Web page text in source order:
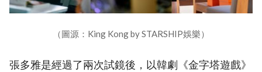
（圖源：King Kong by STARSHIP娛樂）
張多雅是經過了兩次試鏡後，以韓劇《金字塔遊戲》